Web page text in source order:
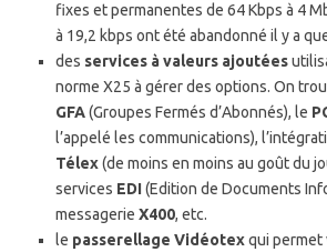
fixes et permanentes de 64 Kbps à 4
à 19,2 kbps ont été abandonné il y a
des services à valeurs ajoutées
norme X25 à gérer des options. On
GFA(Groupes Fermés d’Abonnés), le
l’appelé les communications),
Télex(de moins en moins au goût du
services EDI(Edition de Documents
messagerie X400, etc.
le passerellage Vidéotexqui permet